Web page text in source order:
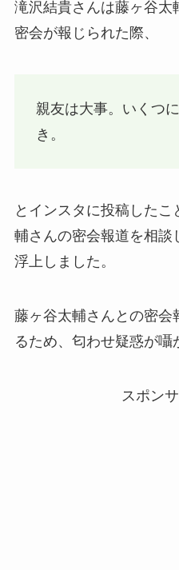
滝沢結貴さんは藤ヶ谷太
密会が報じられた際、
親友は大事。いくつ
き。
とインスタに投稿した
輔さんの密会報道を相談
浮上しました。
藤ヶ谷太輔さんとの密会
るため、匂わせ疑惑が囁
スポン